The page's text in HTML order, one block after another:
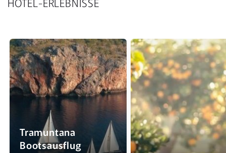
Tramuntana
Bootsausflug